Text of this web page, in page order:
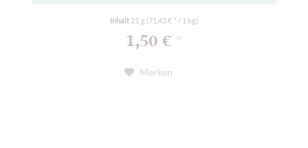
Inhalt 21 g (71,43 € * / 1 kg)
1,50 €
Merken